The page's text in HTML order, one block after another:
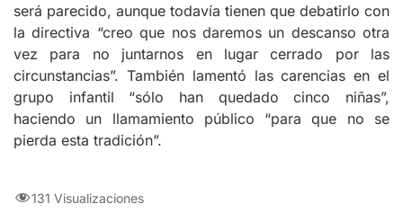
será parecido, aunque todavía tienen que debatirlo con
la directiva “creo que nos daremos un descanso otra
vez para no juntarnos en lugar cerrado por las
circunstancias”. También lamentó las carencias en el
grupo infantil “sólo han quedado cinco niñas”,
haciendo un llamamiento público “para que no se
pierda esta tradición”.
131 Visualizaciones